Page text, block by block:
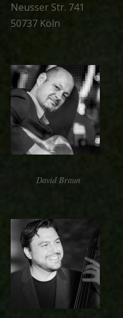
Neusser Str. 741
50737 Köln
David Braun